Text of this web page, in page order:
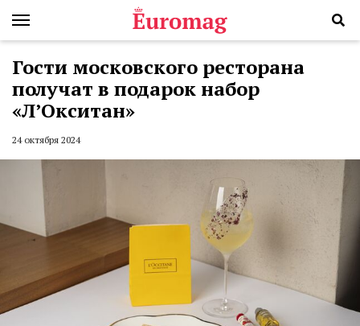
Гости московского ресторана
получат в подарок набор
«Л’Окситан»
24 октября 2024